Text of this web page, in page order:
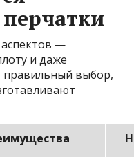
—
и даже
правильный выбор,